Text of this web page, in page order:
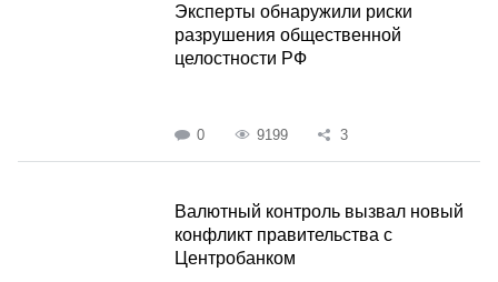
Эксперты обнаружили риски
разрушения общественной
целостности РФ
0 9199 3
Валютный контроль вызвал новый
конфликт правительства с
Центробанком